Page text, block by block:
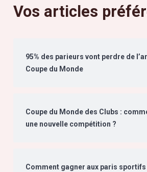
Vos articles
95% des parieurs vont perdre de
Coupe du Monde
Coupe du Monde des Clubs :
une nouvelle compétition ?
Comment gagner aux paris